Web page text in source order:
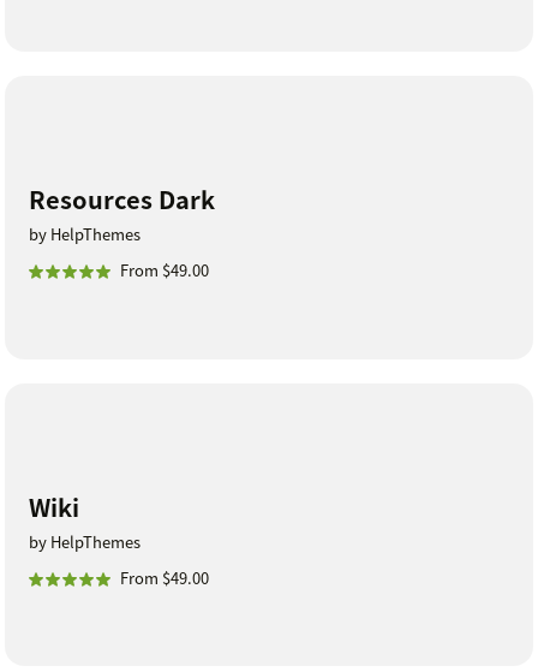
Resources Dark
by HelpThemes
From $49.00
Wiki
by HelpThemes
From $49.00